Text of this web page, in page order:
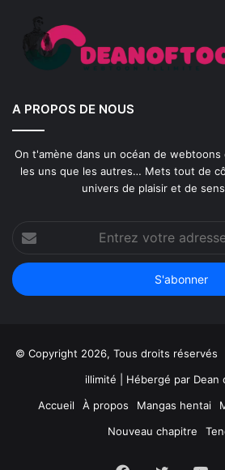
A PROPOS DE NOUS
On t'amène dans un océan de
les uns que les autres… Mets tout de
univers de plaisir et de
votre
adresse
Email
© Copyright 2026, Tous droits réservés
illimité | Hébergé par Dean
Accueil
À propos Mangas hentai
Nouveau chapitre